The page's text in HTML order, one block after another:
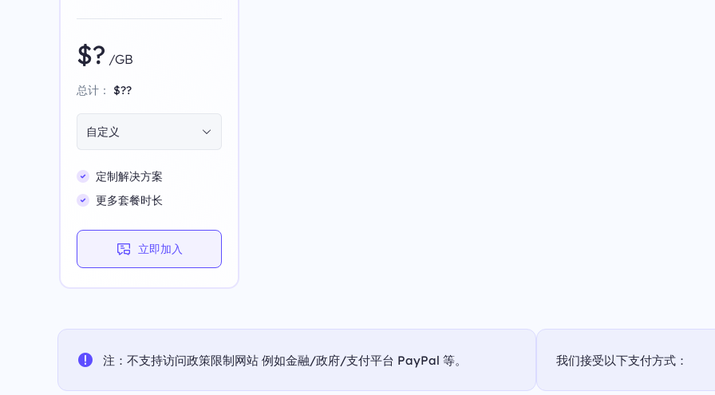
$? /GB
总计： $??
自定义
定制解决方案
更多套餐时长
立即加入
注：不支持访问政策限制网站 例如金融/政府/支付平台 PayPal 等。 我们接受以下支付方式：